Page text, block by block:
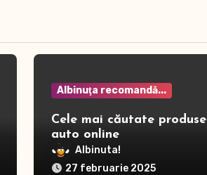
Albinuţa recomandă...
Cele mai căutate produse
auto online
Albinuta!
27 februarie 2025